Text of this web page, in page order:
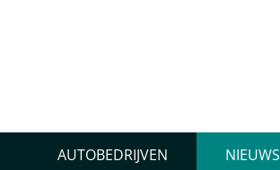
AUTOBEDRIJVEN NIEUWS